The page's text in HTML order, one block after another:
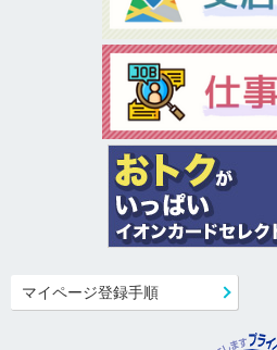
マイページ登録手順